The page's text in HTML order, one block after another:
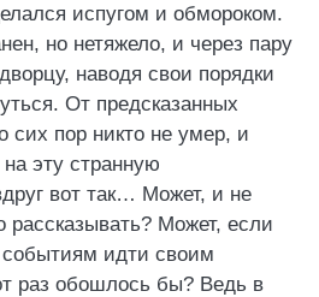
испугом и обмороком.
но нетяжело, и через пару
наводя свои порядки
От предсказанных
пор никто не умер, и
эту странную
вот так… Может, и не
рассказывать? Может, если
идти своим
раз обошлось бы? Ведь в